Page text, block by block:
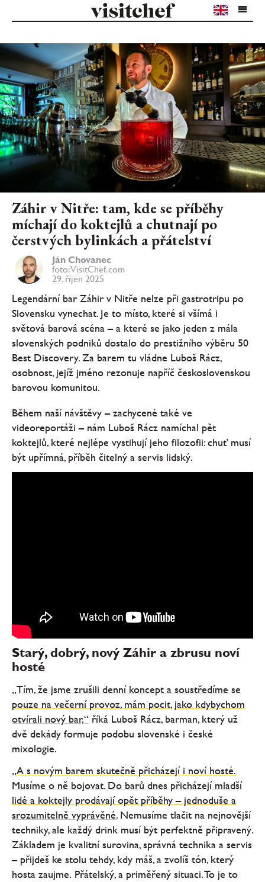
Záhir v Nitře: tam, kde se příběhy
míchají do koktejlů a chutnají po
čerstvých bylinkách a přátelství
Ján Chovanec
foto: VisitChef.com
29. říjen 2025
Legendární bar Záhir v Nitře nelze při gastrotripu po
Slovensku vynechat. Je to místo, které si všímá i
světová barová scéna – a které se jako jeden z mála
slovenských podniků dostalo do prestižního výběru 50
Best Discovery. Za barem tu vládne Luboš Rácz,
osobnost, jejíž jméno rezonuje napříč československou
barovou komunitou.
Během naší návštěvy – zachycené také ve
videoreportáži – nám Luboš Rácz namíchal pět
koktejlů, které nejlépe vystihují jeho filozofii: chuť musí
být upřímná, příběh čitelný a servis lidský.
Starý, dobrý, nový Záhir a zbrusu noví
hosté
„Tím, že jsme zrušili denní koncept a soustředíme se
pouze na večerní provoz, mám pocit, jako kdybychom
otvírali nový bar,“ říká Luboš Rácz, barman, který už
dvě dekády formuje podobu slovenské i české
mixologie.
„A s novým barem skutečně přicházejí i noví hosté.
Musíme o ně bojovat. Do barů dnes přicházejí mladší
lidé a koktejly prodávají opět příběhy – jednoduše a
srozumitelně vyprávěné.Nemusíme tlačit na nejnovější
techniky, ale každý drink musí být perfektně připravený.
Základem je kvalitní surovina, správná technika a servis
– přijdeš ke stolu tehdy, kdy máš, a zvolíš tón, který
hosta zaujme. Přátelský, a priměřený situaci. To je to